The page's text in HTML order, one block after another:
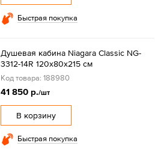
Быстрая покупка
Душевая кабина Niagara Classic NG-
3312-14R 120х80х215 см
Код товара: 188980
41 850 р./шт
В корзину
Быстрая покупка